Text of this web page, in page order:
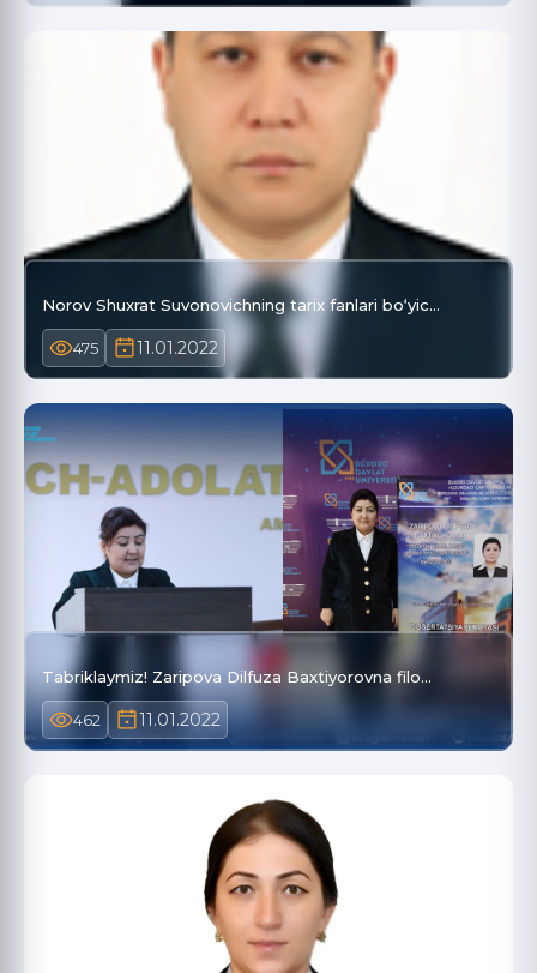
Norov Shuxrat Suvonovichning tarix fanlari bo‘yic…
475 11.01.2022
Tabriklaymiz! Zaripova Dilfuza Baxtiyorovna filo…
462 11.01.2022